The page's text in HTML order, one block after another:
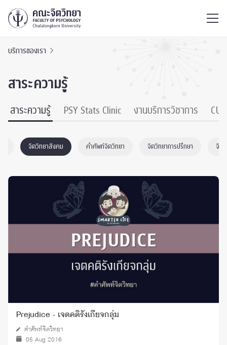
บริการของเรา
สาระความรู้
สาระความรู้ PSY Stats Clinic งานบริการวิชาการ CU
จิตวิทยาสังคม คำศัพท์จิตวิทยา จิตวิทยาการปรึกษา จิต
Prejudice - เจตคติรังเกียจกลุ่ม
คำศัพท์จิตวิทยา
05 Aug 2016